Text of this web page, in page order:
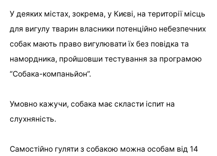
У деяких містах, зокрема, у Києві, на території місць
для вигулу тварин власники потенційно небезпечних
собак мають право вигулювати їх без повідка та
намордника, пройшовши тестування за програмою
“Собака-компаньйон”.
Умовно кажучи, собака має скласти іспит на
слухняність.
Самостійно гуляти з собакою можна особам від 14